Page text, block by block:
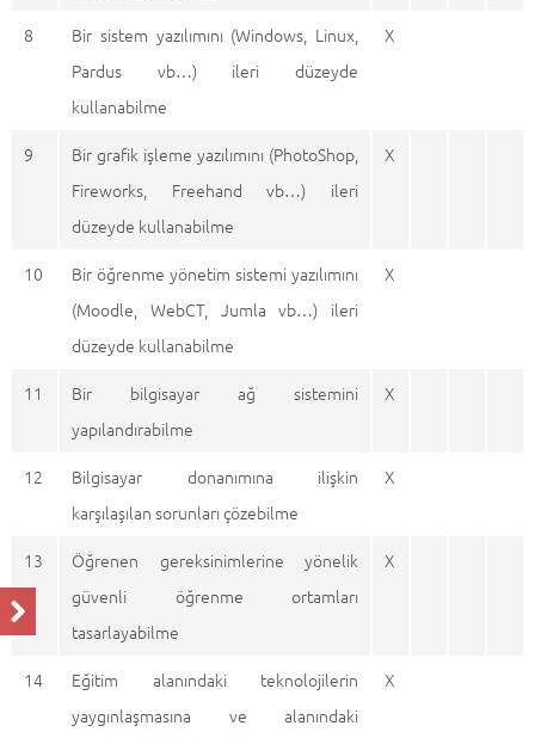
8
Bir sistem yazılımını (Windows, Linux,
Pardus vb…) ileri düzeyde
kullanabilme
X
9
Bir grafik işleme yazılımını (PhotoShop,
Fireworks, Freehand vb…) ileri
düzeyde kullanabilme
X
10
Bir öğrenme yönetim sistemi yazılımını
(Moodle, WebCT, Jumla vb…) ileri
düzeyde kullanabilme
X
11
Bir bilgisayar ağ sistemini
yapılandırabilme
X
12
Bilgisayar donanımına ilişkin
karşılaşılan sorunları çözebilme
X
13
Öğrenen gereksinimlerine yönelik
güvenli öğrenme ortamları
tasarlayabilme
X
14
Eğitim alanındaki teknolojilerin
yaygınlaşmasına ve alanındaki
X